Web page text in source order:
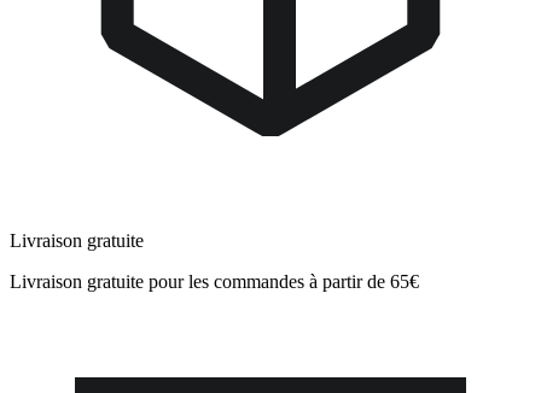
Livraison gratuite
Livraison gratuite pour les commandes à partir de 65€